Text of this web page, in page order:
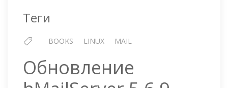
Теги
BOOKS LINUX MAIL
Обновление